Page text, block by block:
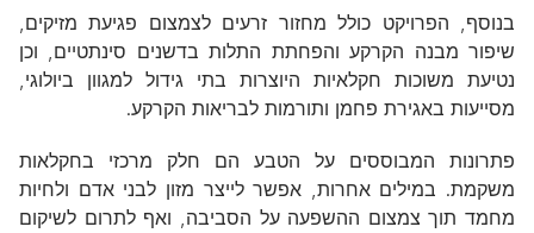
בנוסף, הפרויקט כולל מחזור זרעים לצמצום פגיעת מזיקים,
שיפור מבנה הקרקע והפחתת התלות בדשנים סינתטיים, וכן
נטיעת משוכות חקלאיות היוצרות בתי גידול למגוון ביולוגי,
מסייעות באגירת פחמן ותורמות לבריאות הקרקע.
פתרונות המבוססים על הטבע הם חלק מרכזי בחקלאות
משקמת. במילים אחרות, אפשר לייצר מזון לבני אדם ולחיות
מחמד תוך צמצום ההשפעה על הסביבה, ואף לתרום לשיקום